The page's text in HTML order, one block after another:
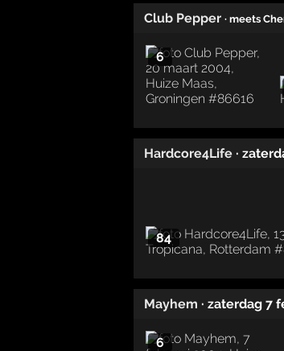
Club Pepper · meets
6
Hardcore4Life ·
84
Mayhem · zaterdag 7
6